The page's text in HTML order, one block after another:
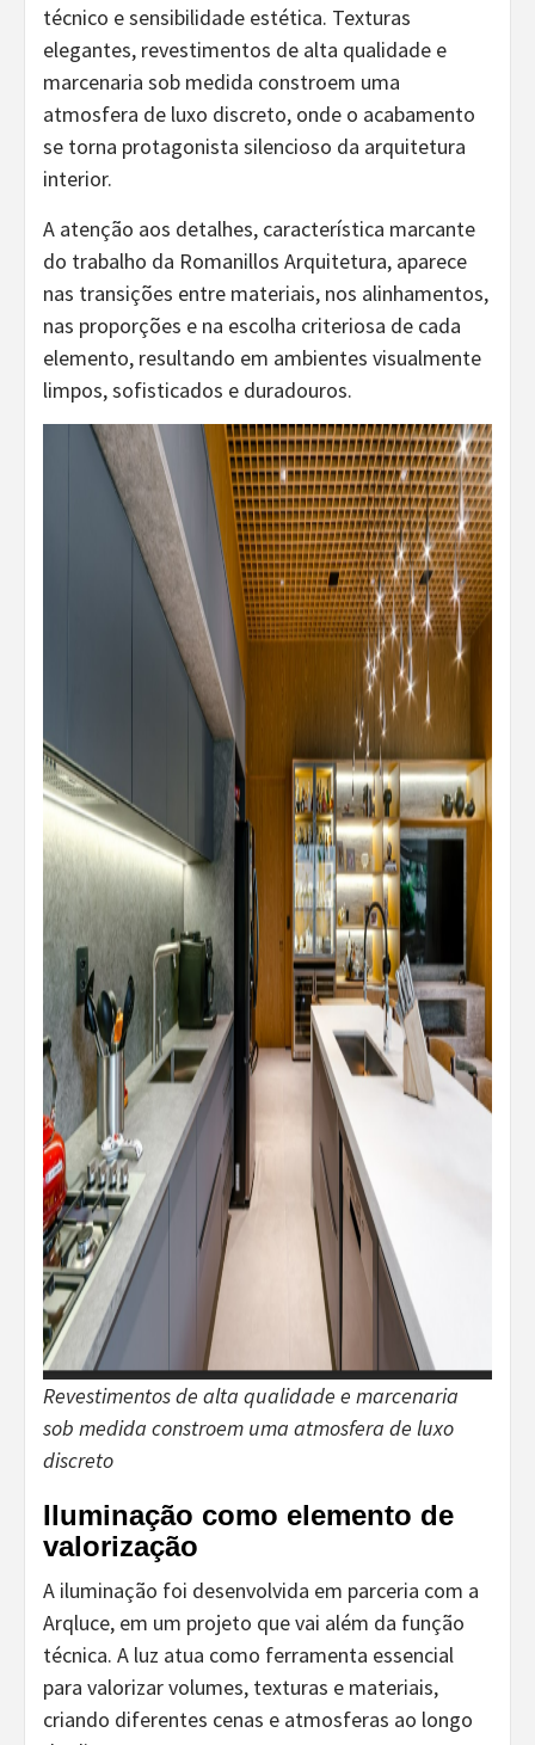
técnico e sensibilidade estética. Texturas
elegantes, revestimentos de alta qualidade e
marcenaria sob medida constroem uma
atmosfera de luxo discreto, onde o acabamento
se torna protagonista silencioso da arquitetura
interior.
A atenção aos detalhes, característica marcante
do trabalho da Romanillos Arquitetura, aparece
nas transições entre materiais, nos alinhamentos,
nas proporções e na escolha criteriosa de cada
elemento, resultando em ambientes visualmente
limpos, sofisticados e duradouros.
Revestimentos de alta qualidade e marcenaria
sob medida constroem uma atmosfera de luxo
discreto
Iluminação como elemento de
valorização
A iluminação foi desenvolvida em parceria com a
Arqluce, em um projeto que vai além da função
técnica. A luz atua como ferramenta essencial
para valorizar volumes, texturas e materiais,
criando diferentes cenas e atmosferas ao longo